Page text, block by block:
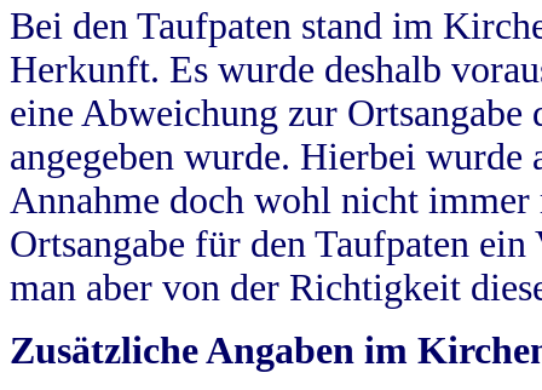
Bei den Taufpaten stand im
Herkunft. Es wurde deshalb
eine Abweichung zur
angegeben wurde. Hierbei wurde
Annahme doch wohl nicht
Ortsangabe für den Taufpaten
man aber von der Richtigkeit
Zusätzliche Angaben im